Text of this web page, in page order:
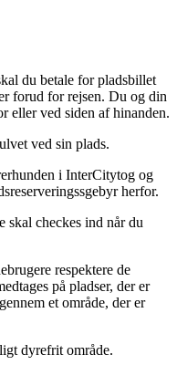
du betale for pladsbillet
forud for rejsen. Du og din
eller ved siden af hinanden.
ved sin plads.
i InterCitytog og
herfor.
checkes ind når du
respektere de
på pladser, der er
et område, der er
dyrefrit område.